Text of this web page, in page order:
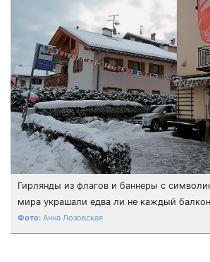
Гирлянды из флагов и баннеры с
мира украшали едва ли не каждый балкон
Анна Лозовская